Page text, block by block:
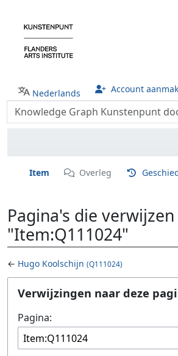
Nederlands Account
Item Overleg
Pagina's die
"Item:Q111024"
← Hugo Koolschijn (Q111024)
Ga naar:navigatie,zoeken
Verwijzingen naar deze
Pagina: